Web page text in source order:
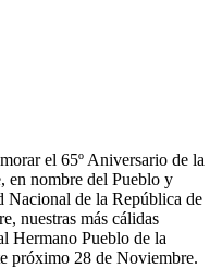
el 65º Aniversario de la
en nombre del Pueblo y
de la República de
nuestras más cálidas
Hermano Pueblo de la
próximo 28 de Noviembre.